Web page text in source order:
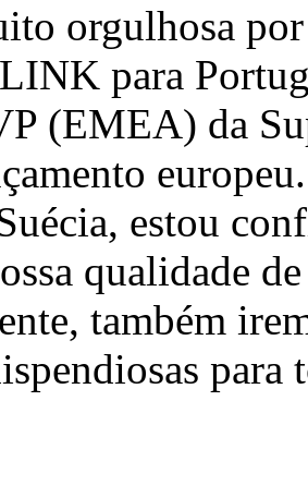
orgulhosa
para
(EMEA) da
estou
qualidade
também